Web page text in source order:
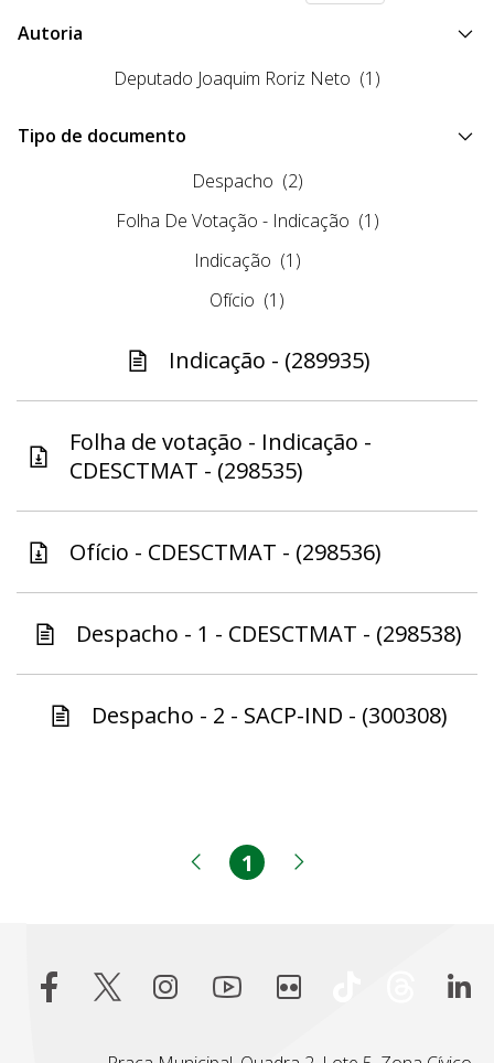
Autoria
Deputado Joaquim Roriz Neto (1)
Tipo de documento
Despacho (2)
Folha De Votação - Indicação (1)
Indicação (1)
Ofício (1)
Indicação - (289935)
Folha de votação - Indicação -
CDESCTMAT - (298535)
Ofício - CDESCTMAT - (298536)
Despacho - 1 - CDESCTMAT - (298538)
Despacho - 2 - SACP-IND - (300308)
Página anterior
Página
1